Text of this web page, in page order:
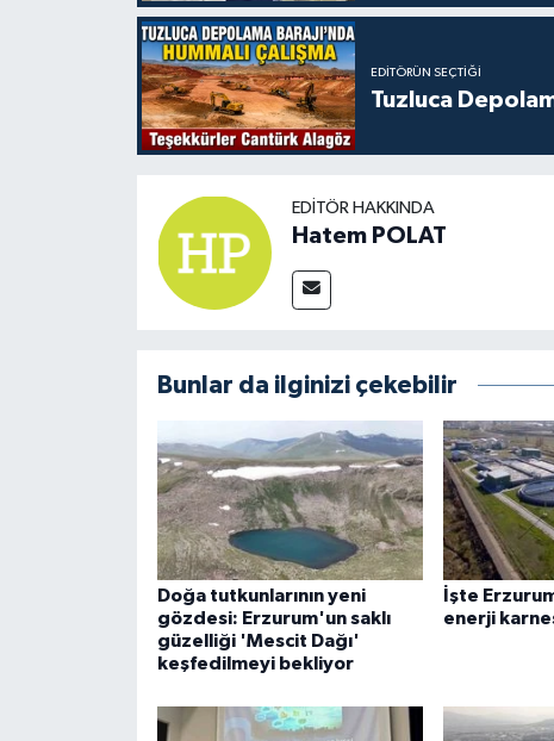
EDITÖRÜN SEÇTIĞI
Tuzluca
EDITÖR HAKKINDA
Hatem POLAT
Bunlar da ilginizi çekebilir
Doğa tutkunlarının yeni
gözdesi: Erzurum'un saklı
güzelliği 'Mescit Dağı'
keşfedilmeyi bekliyor
İşte
enerji